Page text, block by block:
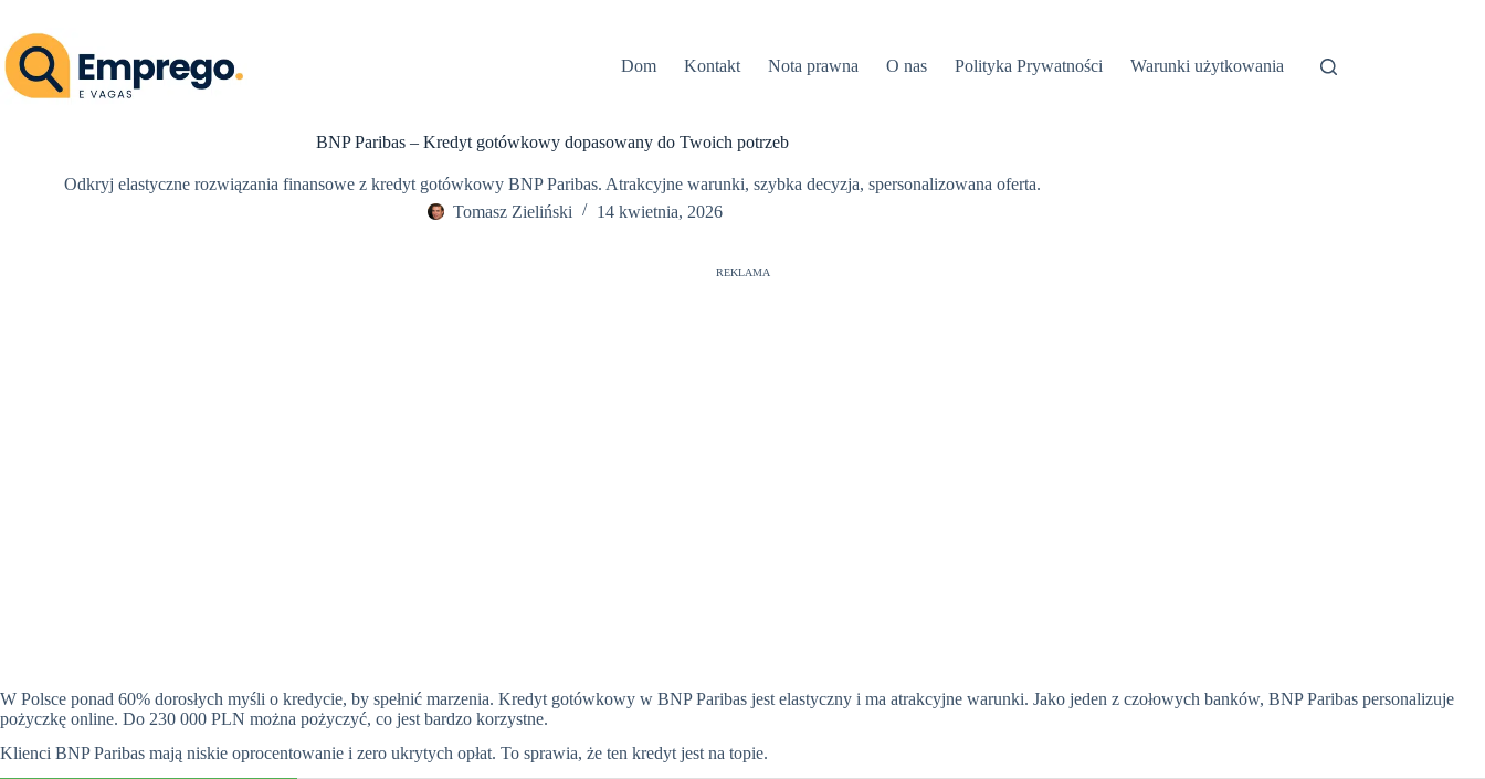
treści
Dom
Kontakt Nota prawna O nas Polityka Prywatności Warunki użytkowania
BNP Paribas – Kredyt gotówkowy dopasowany do Twoich potrzeb
Odkryj elastyczne rozwiązania finansowe z kredyt gotówkowy BNP Paribas. Atrakcyjne warunki, szybka decyzja, spersonalizowana oferta.
Tomasz Zieliński
14 kwietnia, 2026
REKLAMA
W Polsce ponad 60% dorosłych myśli o kredycie, by spełnić marzenia. Kredyt gotówkowy w BNP Paribas jest elastyczny i ma atrakcyjne warunki. Jako jeden z czołowych banków, BNP Paribas personalizuje
pożyczkę online. Do 230 000 PLN można pożyczyć, co jest bardzo korzystne.
Klienci BNP Paribas mają niskie oprocentowanie i zero ukrytych opłat. To sprawia, że ten kredyt jest na topie.